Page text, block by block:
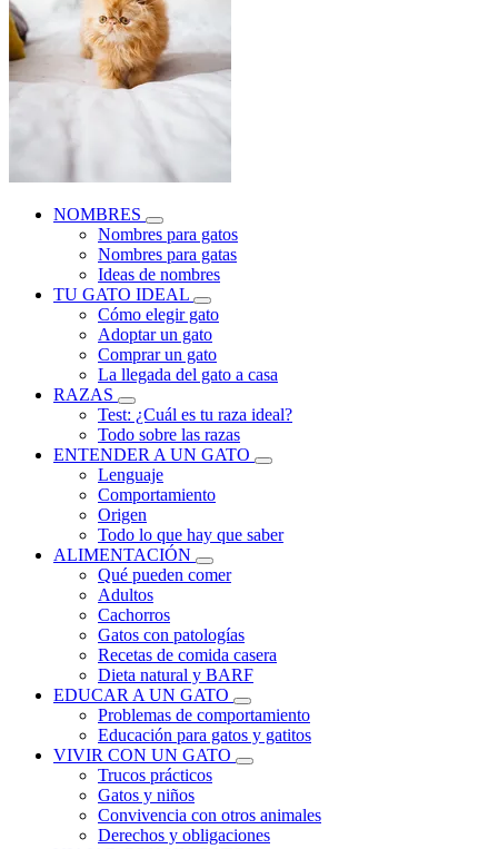
NOMBRES
Nombres para gatos
Nombres para gatas
Ideas de nombres
TU GATO IDEAL
Cómo elegir gato
Adoptar un gato
Comprar un gato
La llegada del gato a casa
RAZAS
Test: ¿Cuál es tu raza ideal?
Todo sobre las razas
ENTENDER A UN GATO
Lenguaje
Comportamiento
Origen
Todo lo que hay que saber
ALIMENTACIÓN
Qué pueden comer
Adultos
Cachorros
Gatos con patologías
Recetas de comida casera
Dieta natural y BARF
EDUCAR A UN GATO
Problemas de comportamiento
Educación para gatos y gatitos
VIVIR CON UN GATO
Trucos prácticos
Gatos y niños
Convivencia con otros animales
Derechos y obligaciones